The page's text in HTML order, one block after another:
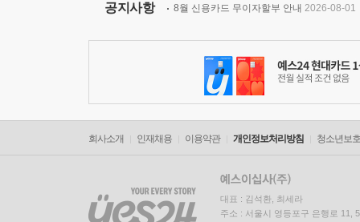
공지사항 8월 신용카드 무이자할부 안내 2026-08-01
회사소개 인재채용 이용약관 개인정보처리방침 청소년보
대표 : 김석환, 최세라
주소 : 서울시 영등포구 은행로 11,